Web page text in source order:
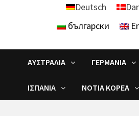
Deutsch
български
ΑΥΣΤΡΑΛΊΑ ΓΕΡΜΑΝΊΑ
ΙΣΠΑΝΊΑ ΝΌΤΙΑ ΚΟΡΈΑ